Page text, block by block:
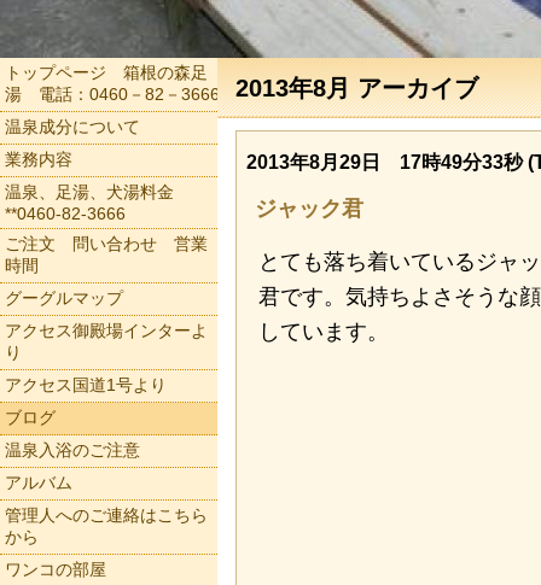
2013年8月 アーカイブ
2013年8月29日 17時49分33秒
ジャック君
とても落ち着いているジャ
君です。気持ちよさそうな
しています。
トップページ 箱根の森足
湯 電話：0460－82－3666
温泉成分について
業務内容
温泉、足湯、犬湯料金
**0460-82-3666
ご注文 問い合わせ 営業
時間
グーグルマップ
アクセス御殿場インターよ
り
アクセス国道1号より
ブログ
温泉入浴のご注意
アルバム
管理人へのご連絡はこちら
から
ワンコの部屋